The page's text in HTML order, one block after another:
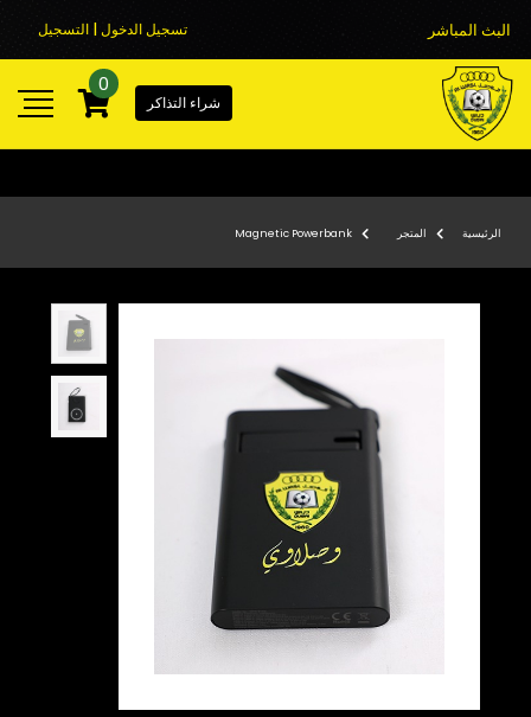
البث المباشر تسجيل الدخول | التسجيل
شراء التذاكر
0
الرئيسية المتجر Magnetic Powerbank